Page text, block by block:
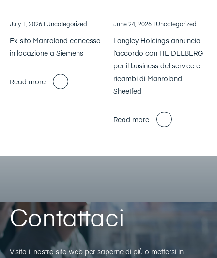
July 1, 2026 | Uncategorized
Ex sito Manroland concesso
in locazione a Siemens
Read more
June 24, 2026 | Uncategorized
Langley Holdings annuncia
l’accordo con HEIDELBERG
per il business del service e
ricambi di Manroland
Sheetfed
Read more
Contattaci
Visita il nostro sito web per saperne di più o mettersi in